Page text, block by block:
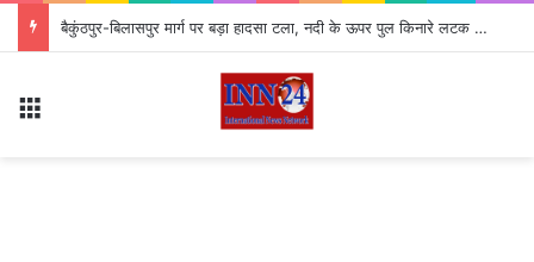
CG Teacher Transfer: छत्तीसगढ़ शिक्षा विभाग में बड़ा फेरबदल, 700 शिक्षकों के तबादले; जारी हुई जंबो लिस्ट